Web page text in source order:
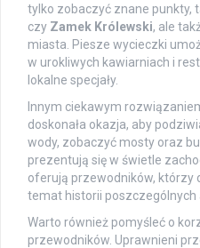
tylko zobaczyć znane punkty,
czy Zamek Królewski, ale
miasta. Piesze wycieczki
w urokliwych kawiarniach i
lokalne specjały.
Innym ciekawym
doskonała okazja, aby
wody, zobaczyć mosty oraz
prezentują się w świetle
oferują przewodników, którzy
temat historii poszczególnych
Warto również pomyśleć o
przewodników. Uprawnieni